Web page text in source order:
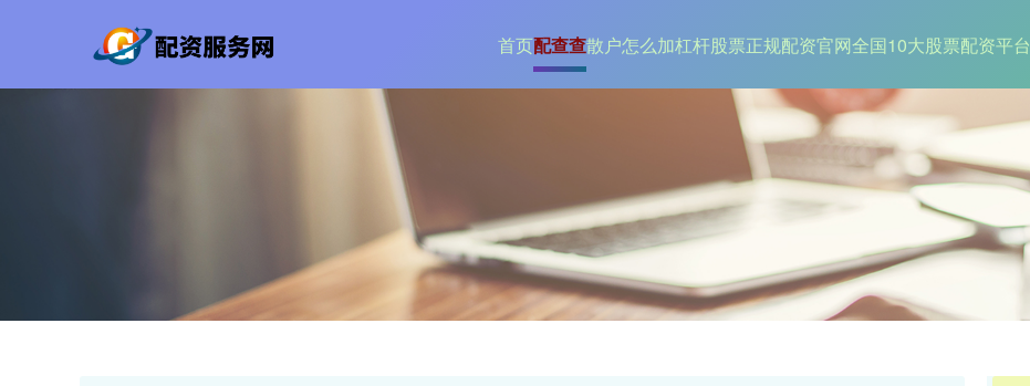
首页配查查散户怎么加杠杆股票正规配资官网全国10大股票配资平台